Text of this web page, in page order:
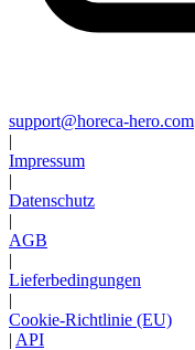
support@horeca-hero.com
|
Impressum
|
Datenschutz
|
AGB
|
Lieferbedingungen
|
Cookie-Richtlinie (EU)
| API